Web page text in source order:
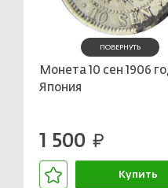
ПОВЕРНУТЬ
Монета 10 сен 1906
Япония
1 500 руб.
Купить